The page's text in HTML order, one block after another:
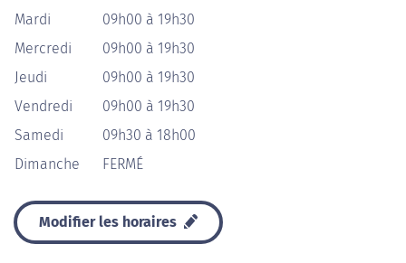
Mardi
09h00 à 19h30
Mercredi
09h00 à 19h30
Jeudi
09h00 à 19h30
Vendredi
09h00 à 19h30
Samedi
09h30 à 18h00
Dimanche
FERMÉ
Modifier les horaires